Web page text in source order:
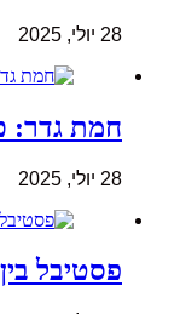
28 יולי, 2025
חמת גדר:
28 יולי, 2025
פסטיבל בין